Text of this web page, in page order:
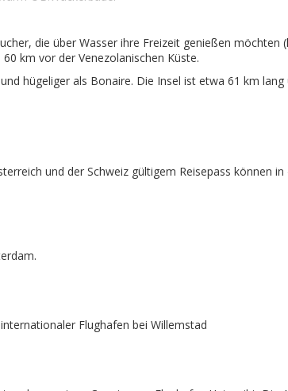
die über Wasser ihre Freizeit genießen
km vor der Venezolanischen Küste.
hügeliger als Bonaire. Die Insel ist etwa 61 km
und der Schweiz gültigem Reisepass können
Flughafen bei Willemstad